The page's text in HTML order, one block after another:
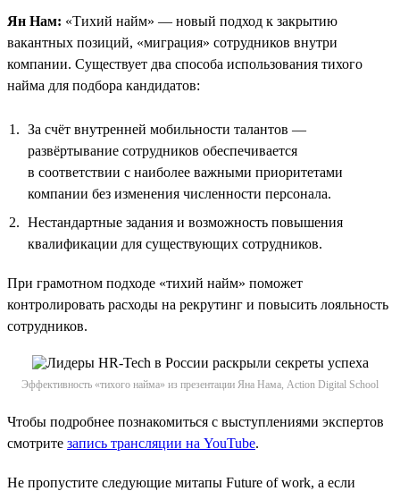
Ян Нам: «Тихий найм» — новый подход к закрытию
вакантных позиций, «миграция» сотрудников внутри
компании. Существует два способа использования тихого
найма для подбора кандидатов:
За счёт внутренней мобильности талантов —
развёртывание сотрудников обеспечивается
в соответствии с наиболее важными приоритетами
компании без изменения численности персонала.
Нестандартные задания и возможность повышения
квалификации для существующих сотрудников.
При грамотном подходе «тихий найм» поможет
контролировать расходы на рекрутинг и повысить лояльность
сотрудников.
Эффективность «тихого найма» из презентации Яна Нама, Action Digital School
Чтобы подробнее познакомиться с выступлениями экспертов
смотрите запись трансляции на YouTube.
Не пропустите следующие митапы Future of work, а если